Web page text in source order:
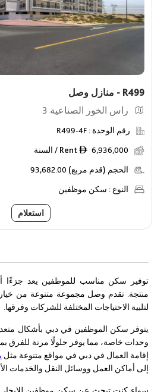
المساحة (قدم مربع)
Min
عروض
أظهر الوحدات التي عليها عروض خاصة
R499 - منازل وصل
راس الخور الصناعية 3
رقم الوحدة : R499-4F
Rent ê 6,936,000 / السنة
الحجم (قدم مربع) 93,682.00
النوع : سكن موظفين
استعلام
توفير سكن مناسب للموظفين يعد
منتجة. تقدم وصل مجموعة متنوعة من
لتلبية الاحتياجات المختلفة للشركات وفرقها.
يتوفر سكن الموظفين في دبي بأشكال
وحدات خاصة، مما يوفر حلولًا مرنة للفرق
إقامة العمال في دبي في مواقع متنوعة مثل
إلى أماكن العمل ووسائل النقل والخدمات